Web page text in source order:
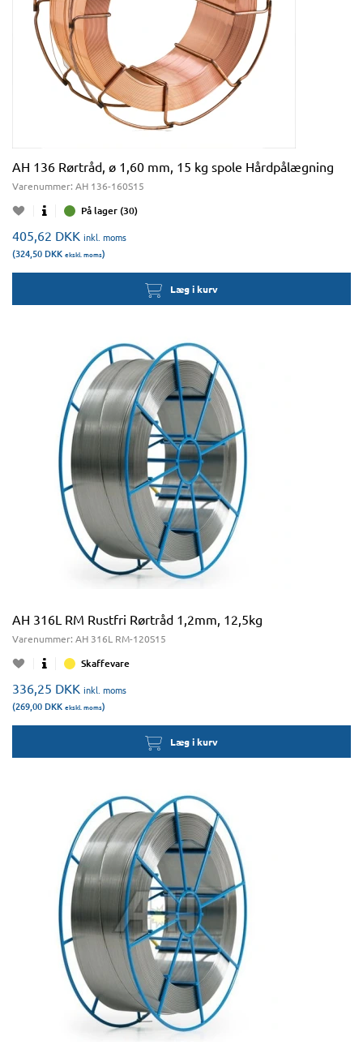
AH 136 Rørtråd, ø 1,60 mm, 15 kg spole Hårdpålægning
Varenummer: AH 136-160S15
På lager (30)
405,62 DKK inkl. moms
(324,50 DKK ekskl. moms)
Læg i kurv
AH 316L RM Rustfri Rørtråd 1,2mm, 12,5kg
Varenummer: AH 316L RM-120S15
Skaffevare
336,25 DKK inkl. moms
(269,00 DKK ekskl. moms)
Læg i kurv